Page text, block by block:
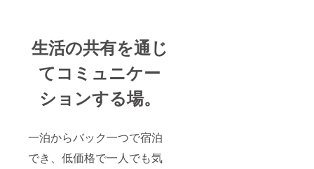
生活の共有を通じ
てコミュニケー
ションする場。
一泊からバック一つで宿泊
でき、低価格で一人でも気